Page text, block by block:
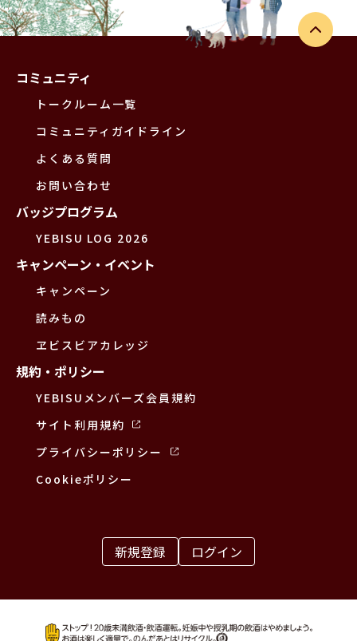
コミュニティ
トークルーム一覧
コミュニティガイドライン
よくある質問
お問い合わせ
バッジプログラム
YEBISU LOG 2026
キャンペーン・イベント
キャンペーン
読みもの
ヱビスビアカレッジ
規約・ポリシー
YEBISUメンバーズ会員規約
サイト利用規約
プライバシーポリシー
Cookieポリシー
新規登録 ログイン